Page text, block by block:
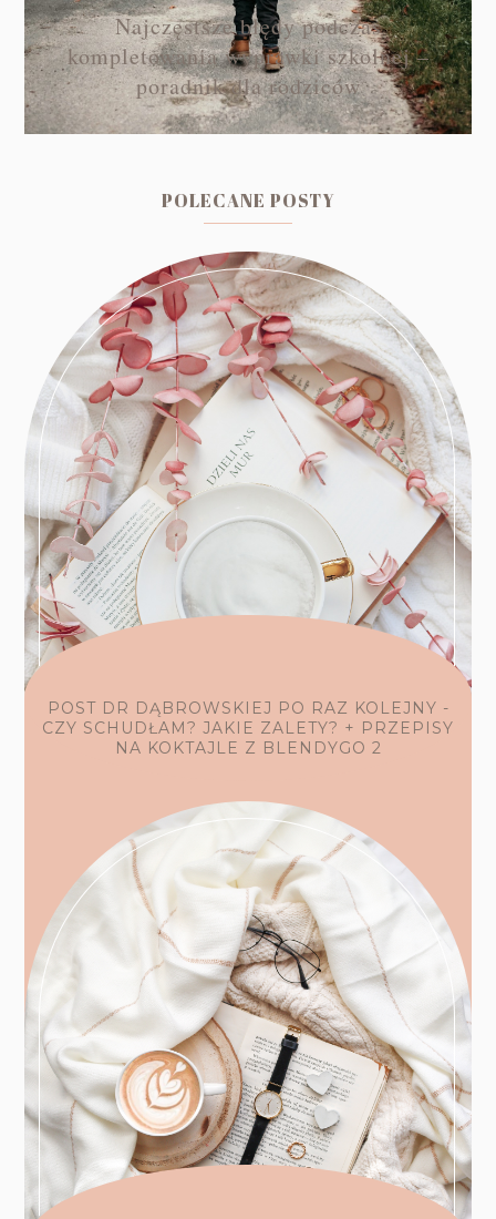
Najczęstsze błędy podczas
kompletowania wyprawki szkolnej –
poradnik dla rodziców
POLECANE POSTY
POST DR DĄBROWSKIEJ PO RAZ KOLEJNY -
CZY SCHUDŁAM? JAKIE ZALETY? + PRZEPISY
NA KOKTAJLE Z BLENDYGO 2